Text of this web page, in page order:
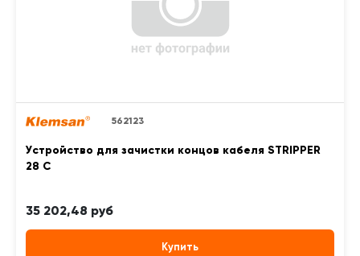
562123
Устройство для зачистки концов кабеля STRIPPER
28 C
35 202,48 руб
Купить